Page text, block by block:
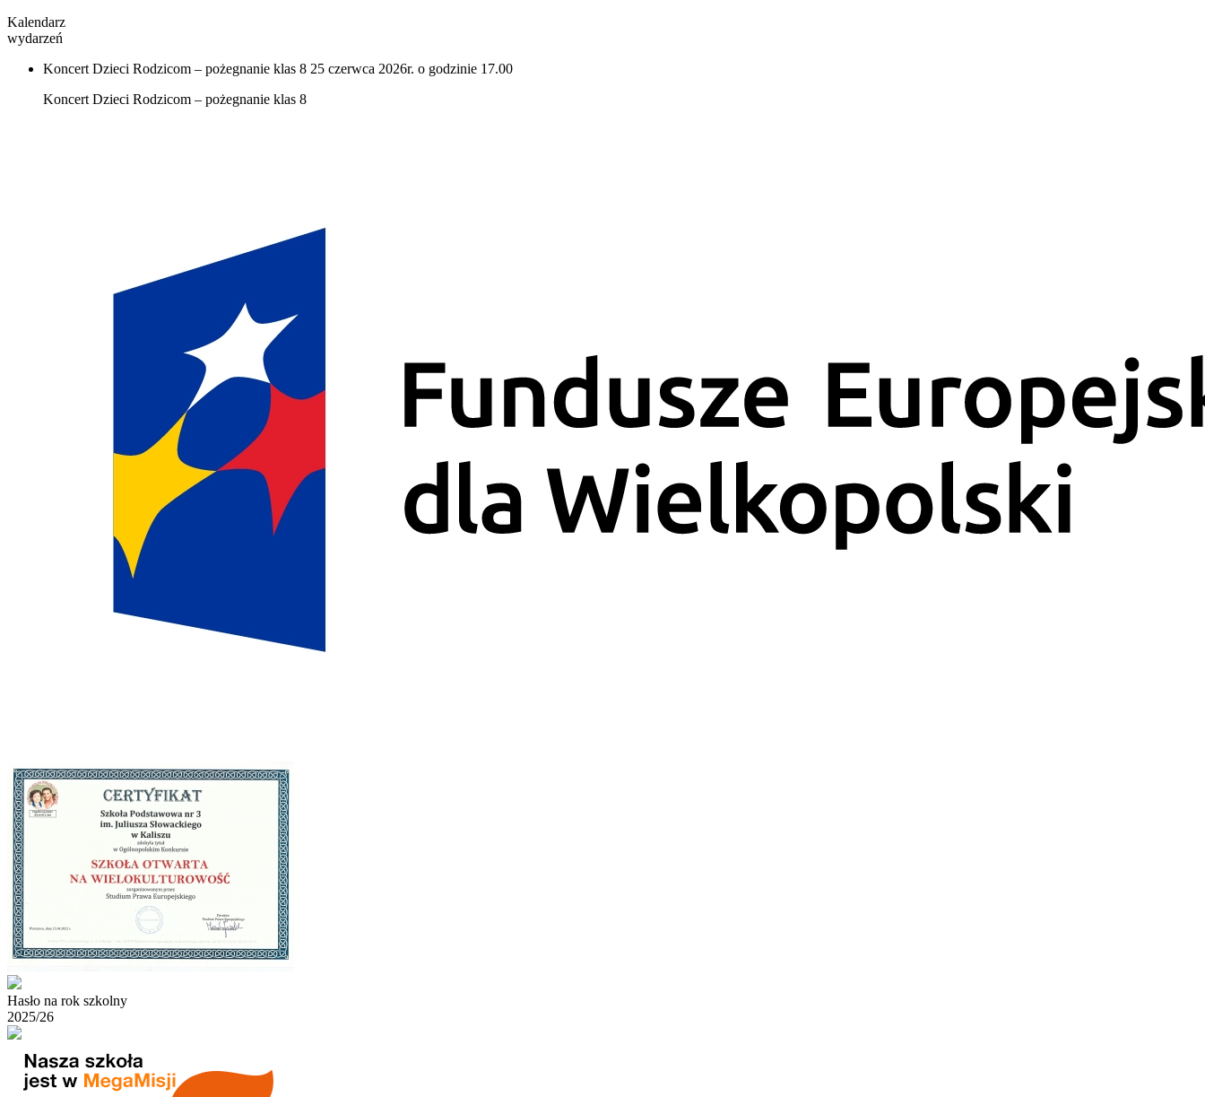
Kalendarz
wydarzeń
Koncert Dzieci Rodzicom – pożegnanie klas 8 25 czerwca 2026r. o godzinie 17.00
Koncert Dzieci Rodzicom – pożegnanie klas 8
Hasło na rok szkolny
2025/26